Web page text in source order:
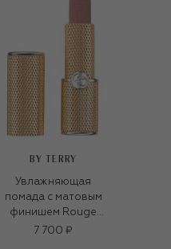
BY TERRY
Увлажняющая
помада с матовым
финишем Rouge
Opulent, оттенок 1
7 700 ₽